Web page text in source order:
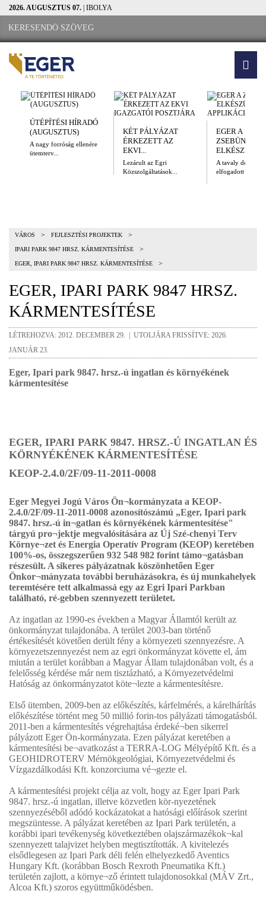
2026. AUGUSZTUS 07. | IBOLYA
ÚTÉPÍTÉSI HÍRADÓ
(AUGUSZTUS)
A nagy forróság ellenére
ütemterv...
KÉT PÁLYÁZAT
ÉRKEZETT AZ
EKVI...
Lezárult az Egri
Közszolgáltatások...
EGER A
ELKÉSZÜLT
A tavaly
elfogadott
VÁROS > FEJLESZTÉSI PROJEKTEK >
IPARI PARK 9847 HRSZ. KÁRMENTESÍTÉSE >
EGER, IPARI PARK 9847 HRSZ. KÁRMENTESÍTÉSE >
EGER, IPARI PARK 9847 HRSZ.
KÁRMENTESÍTÉSE
LÉTREHOZVA: 2012. DECEMBER 29. | UTOLJÁRA FRISSÍTVE: 2026.
JANUÁR 23.
Eger, Ipari park 9847. hrsz.-ú ingatlan és környékének
kármentesítése
EGER, IPARI PARK 9847. HRSZ.-Ú INGATLAN ÉS
KÖRNYÉKÉNEK KÁRMENTESÍTÉSE
KEOP-2.4.0/2F/09-11-2011-0008
Eger Megyei Jogú Város Ön¬kormányzata a KEOP-
2.4.0/2F/09-11-2011-0008 azonosítószámú „Eger, Ipari park
9847. hrsz.-ú in¬gatlan és környékének kármentesítése"
tárgyú pro¬jektje megvalósítására az Új Szé-chenyi Terv
Környe¬zet és Energia Operatív Program (KEOP) keretében
100%-os, összegszerűen 932 548 982 forint támo¬gatásban
részesült. A sikeres pályázatnak köszönhetően Eger
Önkor¬mányzata további beruházásokra, és új munkahelyek
teremtésére tett alkalmassá egy az Egri Ipari Parkban
található, ré-gebben szennyezett területet.
Az ingatlan az 1990-es években a Magyar Államtól került az
önkormányzat tulajdonába. A terület 2003-ban történő
értékesítését követően derült fény a környezeti szennyezésre. A
környezetszennyezést nem az egri önkormányzat követte el, ám
miután a terület korábban a Magyar Állam tulajdonában volt, és a
felelősség kérdése már nem tisztázható, a Környezetvédelmi
Hatóság az önkormányzatot köte¬lezte a kármentesítésre.
Első ütemben, 2009-ben az előkészítés, kárfelmérés, a kárelhárítás
előkészítése történt meg 50 millió forin-tos pályázati támogatásból.
2011-ben a kármentesítés végrehajtása érdeké¬ben sikerrel
pályázott Eger Ön-kormányzata. Ezen pályázat keretében a
kármentesítési be¬avatkozást a TERRA-LOG Mélyépítő Kft. és a
GEOHIDROTERV Mérnökgeológiai, Környezetvédelmi és
Vízgazdálkodási Kft. konzorciuma vé¬gezte el.
A kármentesítési projekt célja az volt, hogy az Eger Ipari Park
9847. hrsz.-ú ingatlan, illetve közvetlen kör-nyezetének
szennyezéséből adódó kockázatokat a hatósági előírások szerint
megszüntesse. A pályázat keretében az Ipari Park területén, a
korábbi ipari tevékenység következtében olajszármazékok¬kal
szennyezett talajvizet helyben megtisztították. A kivitelezés
elsődlegesen az Ipari Park déli felén elhelyezkedő Aventics
Hungary Kft. (korábban Bosch Rexroth Pneumatika Kft.)
területén zajlott, a környe¬ző érintett tulajdonosokkal (MÁV Zrt.,
Alcoa Kft.) szoros együttműködésben.